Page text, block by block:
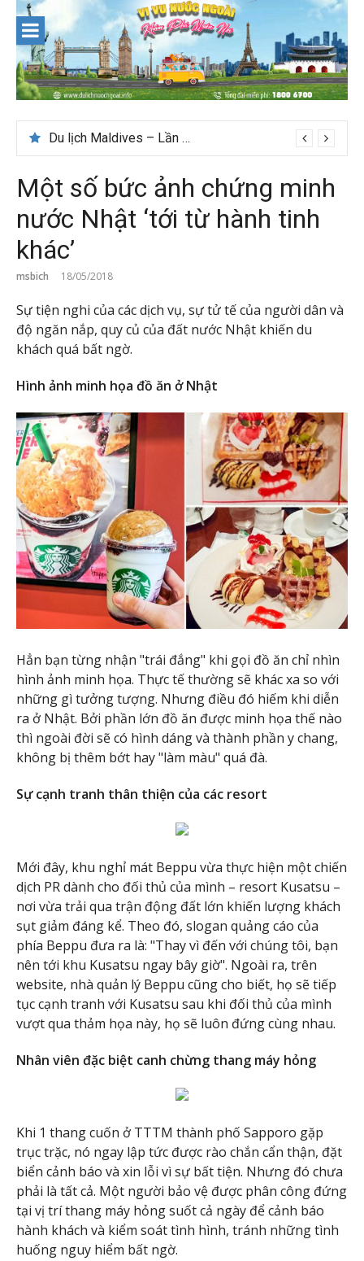
content
Du lịch Maldives – Lần đầu nên đi đâu, chơi gì?
Một số bức ảnh chứng minh
nước Nhật ‘tới từ hành tinh
khác’
msbich 18/05/2018
Sự tiện nghi của các dịch vụ, sự tử tế của người dân và
độ ngăn nắp, quy củ của đất nước Nhật khiến du
khách quá bất ngờ.
Hình ảnh minh họa đồ ăn ở Nhật
Hẳn bạn từng nhận "trái đắng" khi gọi đồ ăn chỉ nhìn
hình ảnh minh họa. Thực tế thường sẽ khác xa so với
những gì tưởng tượng. Nhưng điều đó hiếm khi diễn
ra ở Nhật. Bởi phần lớn đồ ăn được minh họa thế nào
thì ngoài đời sẽ có hình dáng và thành phần y chang,
không bị thêm bớt hay "làm màu" quá đà.
Sự cạnh tranh thân thiện của các resort
Mới đây, khu nghỉ mát Beppu vừa thực hiện một chiến
dịch PR dành cho đối thủ của mình – resort Kusatsu –
nơi vừa trải qua trận động đất lớn khiến lượng khách
sụt giảm đáng kể. Theo đó, slogan quảng cáo của
phía Beppu đưa ra là: "Thay vì đến với chúng tôi, bạn
nên tới khu Kusatsu ngay bây giờ". Ngoài ra, trên
website, nhà quản lý Beppu cũng cho biết, họ sẽ tiếp
tục cạnh tranh với Kusatsu sau khi đối thủ của mình
vượt qua thảm họa này, họ sẽ luôn đứng cùng nhau.
Nhân viên đặc biệt canh chừng thang máy hỏng
Khi 1 thang cuốn ở TTTM thành phố Sapporo gặp
trục trặc, nó ngay lập tức được rào chắn cẩn thận, đặt
biển cảnh báo và xin lỗi vì sự bất tiện. Nhưng đó chưa
phải là tất cả. Một người bảo vệ được phân công đứng
tại vị trí thang máy hỏng suốt cả ngày để cảnh báo
hành khách và kiểm soát tình hình, tránh những tình
huống nguy hiểm bất ngờ.